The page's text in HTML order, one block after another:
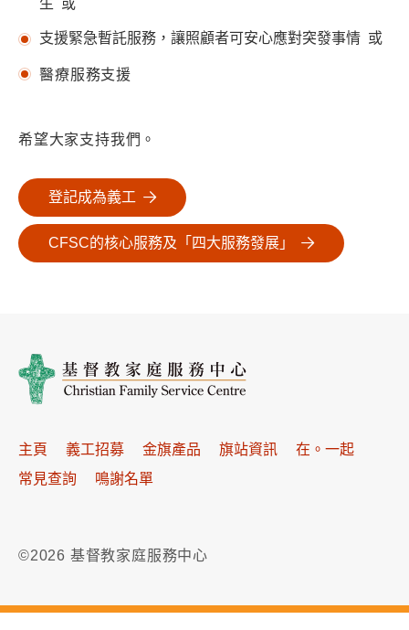
支援緊急暫託服務，讓照顧者可安心應對突發事情 或
醫療服務支援
希望大家支持我們。
登記成為義工
CFSC的核心服務及「四大服務發展」
主頁 義工招募 金旗產品 旗站資訊
在。一起
常見查詢
鳴謝名單
©2026 基督教家庭服務中心